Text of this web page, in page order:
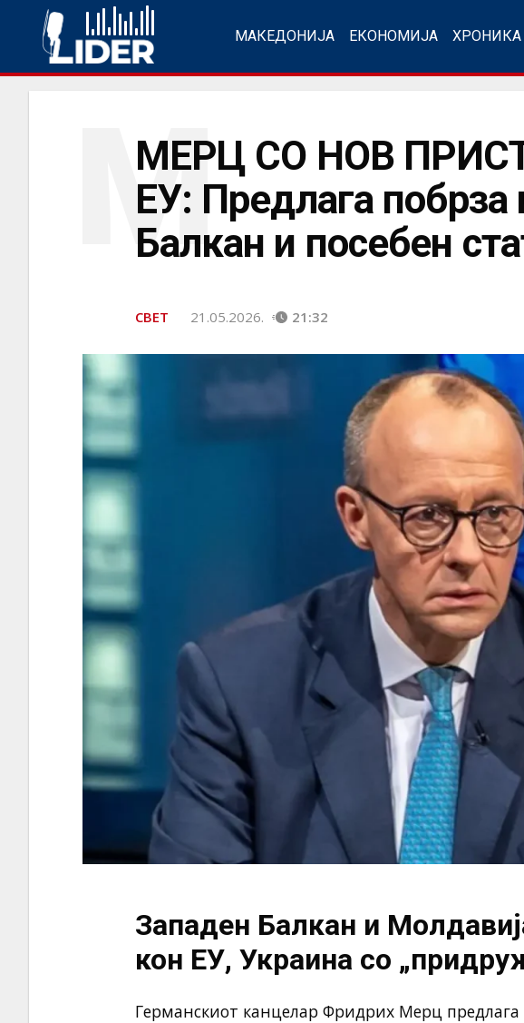
МАКЕДОНИЈА ЕКОНОМИЈА ХРОНИКА
МЕРЦ СО НОВ
ЕУ: Предлага побрза
Балкан и посебен
М
СВЕТ 21.05.2026. 21:32
Западен Балкан и
кон ЕУ, Украина со
Германскиот канцелар Фридрих Мерц